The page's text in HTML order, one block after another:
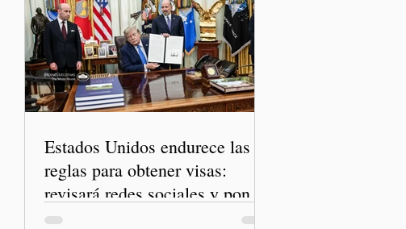
Estados Unidos endurece las
reglas para obtener visas:
revisará redes sociales y pone
freno al Turismo de Nacimiento